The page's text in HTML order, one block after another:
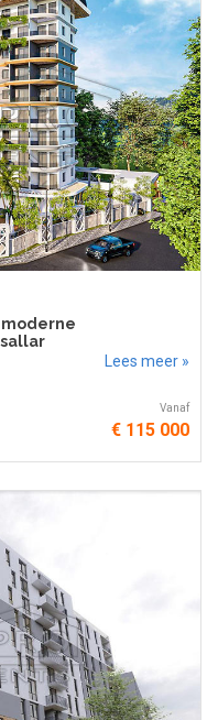
Lees meer »
Vanaf
€ 115 000